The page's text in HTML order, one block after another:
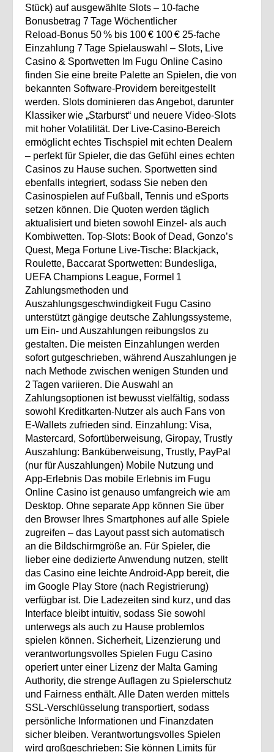
Stück) auf ausgewählte Slots – 10‑fache
Bonusbetrag 7 Tage Wöchentlicher
Reload‑Bonus 50 % bis 100 € 100 € 25‑fache
Einzahlung 7 Tage Spielauswahl – Slots, Live
Casino & Sportwetten Im Fugu Online Casino
finden Sie eine breite Palette an Spielen, die von
bekannten Software‑Providern bereitgestellt
werden. Slots dominieren das Angebot, darunter
Klassiker wie „Starburst“ und neuere Video‑Slots
mit hoher Volatilität. Der Live‑Casino‑Bereich
ermöglicht echtes Tischspiel mit echten Dealern
– perfekt für Spieler, die das Gefühl eines echten
Casinos zu Hause suchen. Sportwetten sind
ebenfalls integriert, sodass Sie neben den
Casinospielen auf Fußball, Tennis und eSports
setzen können. Die Quoten werden täglich
aktualisiert und bieten sowohl Einzel- als auch
Kombiwetten. Top‑Slots: Book of Dead, Gonzo’s
Quest, Mega Fortune Live‑Tische: Blackjack,
Roulette, Baccarat Sportwetten: Bundesliga,
UEFA Champions League, Formel 1
Zahlungsmethoden und
Auszahlungsgeschwindigkeit Fugu Casino
unterstützt gängige deutsche Zahlungssysteme,
um Ein- und Auszahlungen reibungslos zu
gestalten. Die meisten Einzahlungen werden
sofort gutgeschrieben, während Auszahlungen je
nach Methode zwischen wenigen Stunden und
2 Tagen variieren. Die Auswahl an
Zahlungsoptionen ist bewusst vielfältig, sodass
sowohl Kreditkarten‑Nutzer als auch Fans von
E‑Wallets zufrieden sind. Einzahlung: Visa,
Mastercard, Sofortüberweisung, Giropay, Trustly
Auszahlung: Banküberweisung, Trustly, PayPal
(nur für Auszahlungen) Mobile Nutzung und
App‑Erlebnis Das mobile Erlebnis im Fugu
Online Casino ist genauso umfangreich wie am
Desktop. Ohne separate App können Sie über
den Browser Ihres Smartphones auf alle Spiele
zugreifen – das Layout passt sich automatisch
an die Bildschirmgröße an. Für Spieler, die
lieber eine dedizierte Anwendung nutzen, stellt
das Casino eine leichte Android‑App bereit, die
im Google Play Store (nach Registrierung)
verfügbar ist. Die Ladezeiten sind kurz, und das
Interface bleibt intuitiv, sodass Sie sowohl
unterwegs als auch zu Hause problemlos
spielen können. Sicherheit, Lizenzierung und
verantwortungsvolles Spielen Fugu Casino
operiert unter einer Lizenz der Malta Gaming
Authority, die strenge Auflagen zu Spielerschutz
und Fairness enthält. Alle Daten werden mittels
SSL‑Verschlüsselung transportiert, sodass
persönliche Informationen und Finanzdaten
sicher bleiben. Verantwortungsvolles Spielen
wird großgeschrieben: Sie können Limits für